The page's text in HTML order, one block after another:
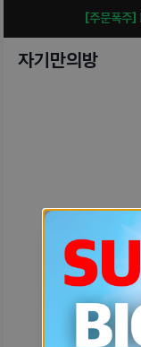
[주문폭주]
자기만의방